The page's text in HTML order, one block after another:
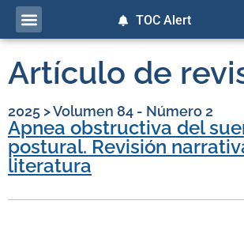
TOC Alert
Artículo de
2025 >Volumen 84 - Número 2
Apnea obstructiva del
postural. Revisión
literatura